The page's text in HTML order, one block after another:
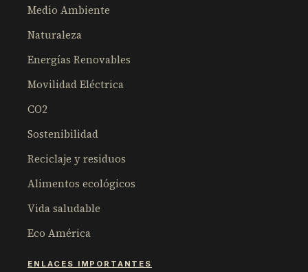
Medio Ambiente
Naturaleza
Energías Renovables
Movilidad Eléctrica
CO2
Sostenibilidad
Reciclaje y residuos
Alimentos ecológicos
Vida saludable
Eco América
ENLACES IMPORTANTES